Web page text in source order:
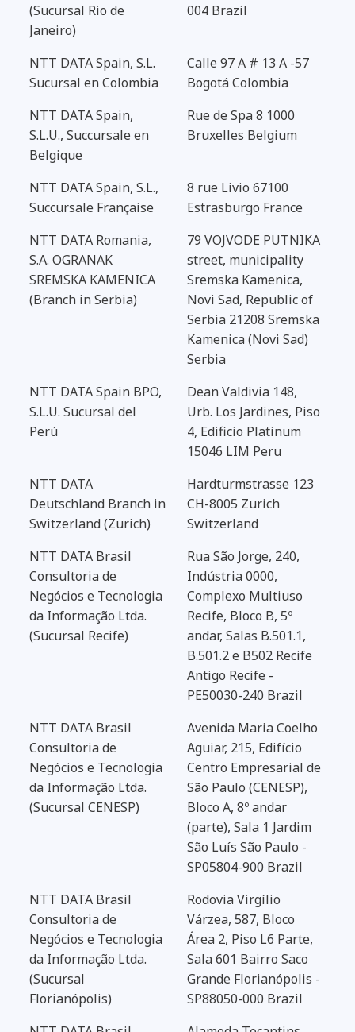
(Sucursal Rio de
Janeiro)
004 Brazil
NTT DATA Spain, S.L.
Sucursal en Colombia
Calle 97 A # 13 A -57
Bogotá Colombia
NTT DATA Spain,
S.L.U., Succursale en
Belgique
Rue de Spa 8 1000
Bruxelles Belgium
NTT DATA Spain, S.L.,
Succursale Française
8 rue Livio 67100
Estrasburgo France
NTT DATA Romania,
S.A. OGRANAK
SREMSKA KAMENICA
(Branch in Serbia)
79 VOJVODE PUTNIKA
street, municipality
Sremska Kamenica,
Novi Sad, Republic of
Serbia 21208 Sremska
Kamenica (Novi Sad)
Serbia
NTT DATA Spain BPO,
S.L.U. Sucursal del
Perú
Dean Valdivia 148,
Urb. Los Jardines, Piso
4, Edificio Platinum
15046 LIM Peru
NTT DATA
Deutschland Branch in
Switzerland (Zurich)
Hardturmstrasse 123
CH-8005 Zurich
Switzerland
NTT DATA Brasil
Consultoria de
Negócios e Tecnologia
da Informação Ltda.
(Sucursal Recife)
Rua São Jorge, 240,
Indústria 0000,
Complexo Multiuso
Recife, Bloco B, 5º
andar, Salas B.501.1,
B.501.2 e B502 Recife
Antigo Recife -
PE50030-240 Brazil
NTT DATA Brasil
Consultoria de
Negócios e Tecnologia
da Informação Ltda.
(Sucursal CENESP)
Avenida Maria Coelho
Aguiar, 215, Edifício
Centro Empresarial de
São Paulo (CENESP),
Bloco A, 8º andar
(parte), Sala 1 Jardim
São Luís São Paulo -
SP05804-900 Brazil
NTT DATA Brasil
Consultoria de
Negócios e Tecnologia
da Informação Ltda.
(Sucursal
Florianópolis)
Rodovia Virgílio
Várzea, 587, Bloco
Área 2, Piso L6 Parte,
Sala 601 Bairro Saco
Grande Florianópolis -
SP88050-000 Brazil